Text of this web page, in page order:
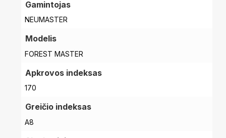
Gamintojas
NEUMASTER
Modelis
FOREST MASTER
Apkrovos indeksas
170
Greičio indeksas
A8